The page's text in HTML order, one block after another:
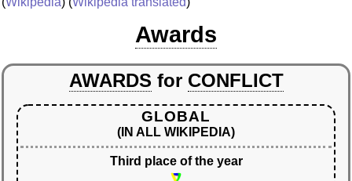
Awards
AWARDS for CONFLICT
GLOBAL
(IN ALL WIKIPEDIA)
Third place of the year